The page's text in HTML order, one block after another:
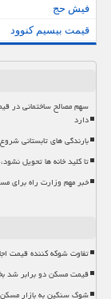
فیش حج
قیمت بیسیم کنوود
سهم مصالح ساختمانی در
دارد
بارندگی های تابستانی شروع
تا کلید خانه ها تحویل
خبر مهم وزارت راه برای
تفاوت شوکه کننده قیمت
قیمت مسکن دو برابر شد
شوک سنگین به بازار